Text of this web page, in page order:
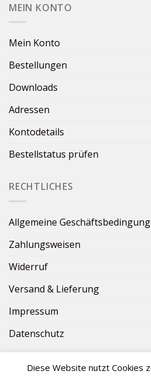
MEIN KONTO
Mein Konto
Bestellungen
Downloads
Adressen
Kontodetails
Bestellstatus prüfen
RECHTLICHES
Allgemeine
Zahlungsweisen
Widerruf
Versand & Lieferung
Impressum
Datenschutz
Diese Website nutzt Cookies